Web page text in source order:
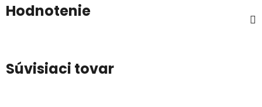
Hodnotenie
Súvisiaci tovar